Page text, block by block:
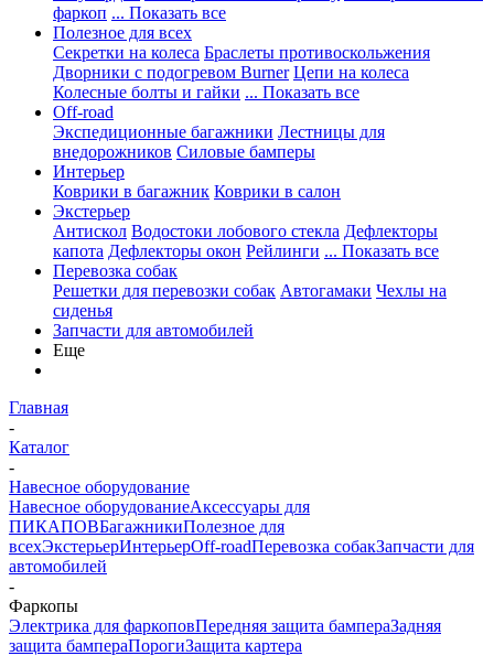
фаркоп ... Показать все
Полезное для всех
Секретки на колеса Браслеты противоскольжения
Дворники с подогревом Burner Цепи на колеса
Колесные болты и гайки ... Показать все
Off-road
Экспедиционные багажники Лестницы для
внедорожников Силовые бамперы
Интерьер
Коврики в багажник Коврики в салон
Экстерьер
Антискол Водостоки лобового стекла Дефлекторы
капота Дефлекторы окон Рейлинги ... Показать все
Перевозка собак
Решетки для перевозки собак Автогамаки Чехлы на
сиденья
Запчасти для автомобилей
Еще
Главная
-
Каталог
-
Навесное оборудование
Навесное оборудованиеАксессуары для
ПИКАПОВБагажникиПолезное для
всехЭкстерьерИнтерьерOff-roadПеревозка собакЗапчасти для
автомобилей
-
Фаркопы
Электрика для фаркоповПередняя защита бампераЗадняя
защита бампераПорогиЗащита картера